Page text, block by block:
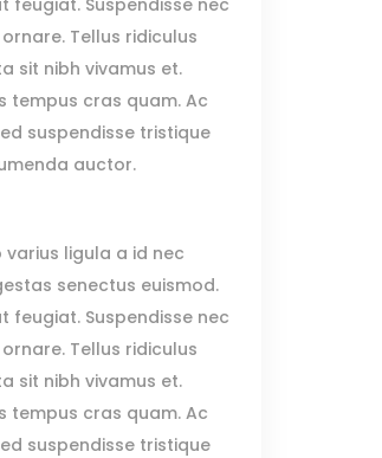
Font
feugiat. Suspendisse nec
Tellus ridiculus
sit nibh vivamus et.
tempus cras quam. Ac
suspendisse tristique
auctor.
varius ligula a id nec
senectus euismod.
feugiat. Suspendisse nec
Tellus ridiculus
sit nibh vivamus et.
tempus cras quam. Ac
suspendisse tristique